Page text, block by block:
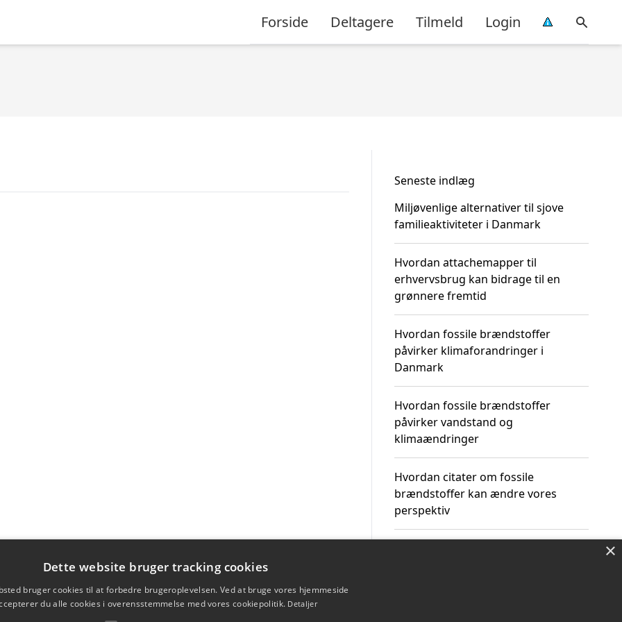
Forside Deltagere Tilmeld Login
Seneste indlæg
Miljøvenlige alternativer til sjove
familieaktiviteter i Danmark
Hvordan attachemapper til
erhvervsbrug kan bidrage til en
grønnere fremtid
Hvordan fossile brændstoffer
påvirker klimaforandringer i
Danmark
Hvordan fossile brændstoffer
påvirker vandstand og
klimaændringer
Hvordan citater om fossile
brændstoffer kan ændre vores
perspektiv
×
Dette website bruger tracking cookies
bruger cookies til at forbedre brugeroplevelsen. Ved at bruge vores hjemmeside
du alle cookies i overensstemmelse med vores cookiepolitik. Detaljer